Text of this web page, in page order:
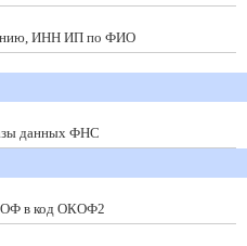
ИНН ИП по ФИО
данных ФНС
в код ОКОФ2